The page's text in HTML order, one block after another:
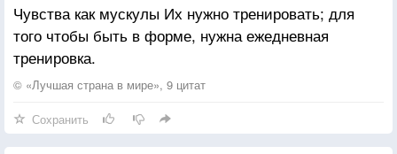
Чувства как мускулы Их нужно тренировать; для
того чтобы быть в форме, нужна ежедневная
тренировка.
© «Лучшая страна в мире», 9 цитат
Сохранить